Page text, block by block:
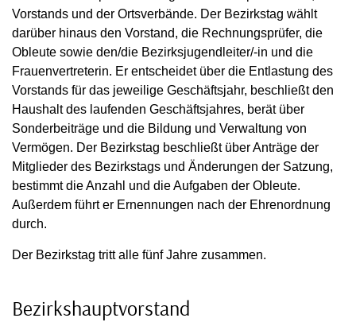
Vorstands und der Ortsverbände. Der Bezirkstag wählt
darüber hinaus den Vorstand, die Rechnungsprüfer, die
Obleute sowie den/die Bezirksjugendleiter/-in und die
Frauenvertreterin. Er entscheidet über die Entlastung des
Vorstands für das jeweilige Geschäftsjahr, beschließt den
Haushalt des laufenden Geschäftsjahres, berät über
Sonderbeiträge und die Bildung und Verwaltung von
Vermögen. Der Bezirkstag beschließt über Anträge der
Mitglieder des Bezirkstags und Änderungen der Satzung,
bestimmt die Anzahl und die Aufgaben der Obleute.
Außerdem führt er Ernennungen nach der Ehrenordnung
durch.
Der Bezirkstag tritt alle fünf Jahre zusammen.
Bezirkshauptvorstand